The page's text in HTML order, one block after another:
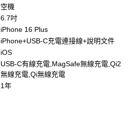
空機
6.7吋
iPhone 16 Plus
iPhone+USB‑C充電連接線+說明文件
iOS
USB-C有線充電,MagSafe無線充電,Qi2
無線充電,Qi無線充電
1年